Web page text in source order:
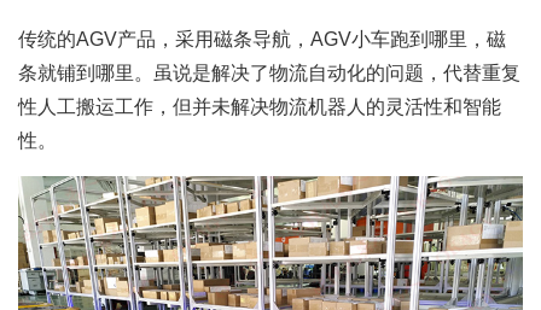
传统的AGV产品，采用磁条导航，AGV小车跑到哪里，磁
条就铺到哪里。虽说是解决了物流自动化的问题，代替重复
性人工搬运工作，但并未解决物流机器人的灵活性和智能
性。